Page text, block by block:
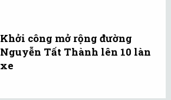
Khởi công mở rộng đường
Nguyễn Tất Thành lên 10 làn
xe